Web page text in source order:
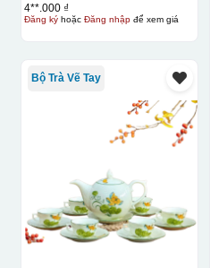
lót lụa chỉ khác là thêm quai
4**.000 ₫
Đăng kýhoặc Đăng nhậpđể xem giá
Bộ Trà Vẽ Tay